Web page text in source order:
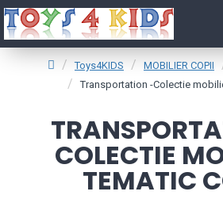
Toys4KIDS MOBILIER COPII
Transportation -Colectie
COLECTIE
TEMATIC